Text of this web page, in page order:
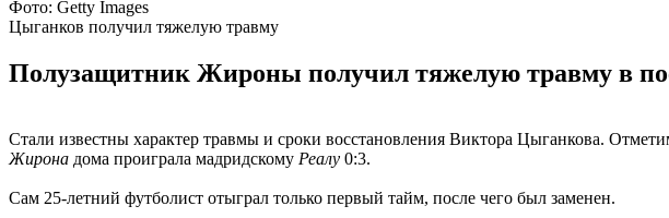
Фото: Getty Images
Цыганков получил тяжелую травму
Полузащитник Жироны получил тяжелую травму в
Стали известны характер травмы и сроки восстановления Виктора Цыганкова.
Жирона дома проиграла мадридскому Реалу 0:3.
Сам 25-летний футболист отыграл только первый тайм, после чего был заменен.